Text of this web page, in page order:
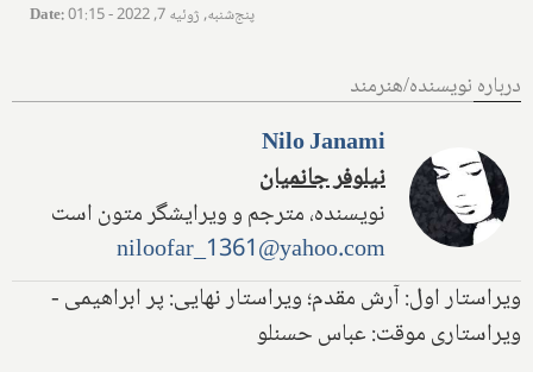
Date: پنج‌شنبه, ژوئیه 7, 2022 - 01:15
درباره نویسنده/هنرمند
Nilo Janami
نیلوفر جانمیان
نویسنده، مترجم و ویرایشگر متون است
niloofar_1361@yahoo.com
ویراستار اول: آرش مقدم؛ ویراستار نهایی: پر ابراهیمی -
ویراستاری موقت: عباس حسنلو